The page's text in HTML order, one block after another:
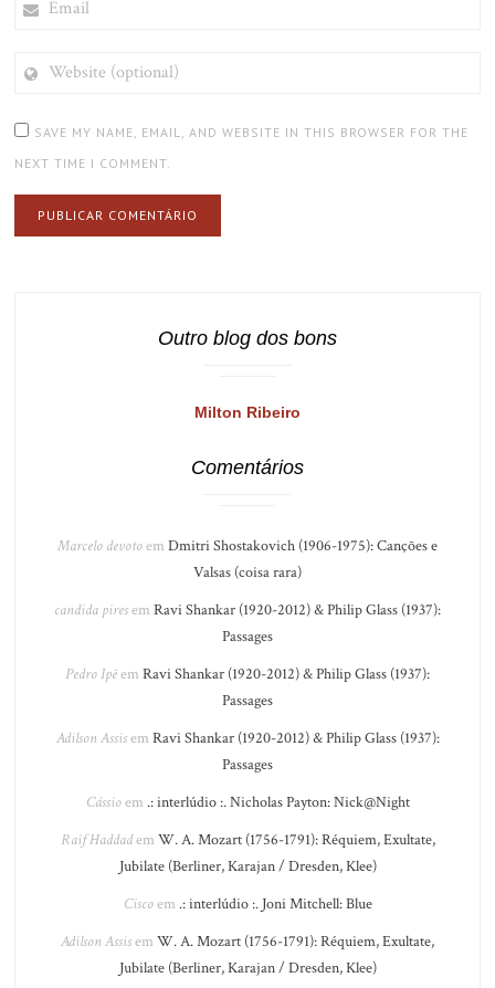
(OPTIONAL)
SAVE MY NAME, EMAIL, AND WEBSITE IN THIS BROWSER FOR THE
NEXT TIME I COMMENT.
Outro blog dos bons
Milton Ribeiro
Comentários
Marcelo devotoem Dmitri Shostakovich (1906-1975): Canções e
Valsas (coisa rara)
candida piresem Ravi Shankar (1920-2012) & Philip Glass (1937):
Passages
Pedro Ipêem Ravi Shankar (1920-2012) & Philip Glass (1937):
Passages
Adilson Assisem Ravi Shankar (1920-2012) & Philip Glass (1937):
Passages
Cássioem .: interlúdio :. Nicholas Payton: Nick@Night
Raif Haddadem W. A. Mozart (1756-1791): Réquiem, Exultate,
Jubilate (Berliner, Karajan / Dresden, Klee)
Ciscoem .: interlúdio :. Joni Mitchell: Blue
Adilson Assisem W. A. Mozart (1756-1791): Réquiem, Exultate,
Jubilate (Berliner, Karajan / Dresden, Klee)